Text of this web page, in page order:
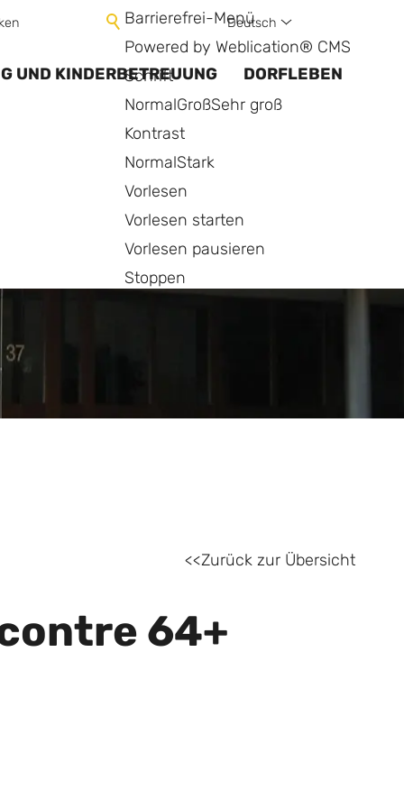
Barrierefrei-Menü
Powered by Weblication® CMS
Schrift
NormalGroßSehr groß
Kontrast
NormalStark
Vorlesen
Vorlesen starten
Vorlesen pausieren
Stoppen
Deutsch
UND KINDERBETREUUNG DORFLEBEN
Zurück zur Übersicht
64+